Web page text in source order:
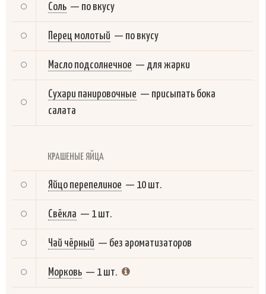
Соль — по вкусу
Перец молотый — по вкусу
Масло подсолнечное — для жарки
Сухари панировочные — присыпать бока
салата
КРАШЕНЫЕ ЯЙЦА
Яйцо перепелиное — 10 шт.
Свёкла — 1 шт.
Чай чёрный — без ароматизаторов
Морковь — 1 шт.